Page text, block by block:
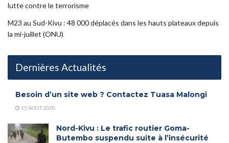
lutte contre le terrorisme
M23 au Sud-Kivu : 48 000 déplacés dans les hauts plateaux depuis
la mi-juillet (ONU)
Dernières Actualités
Besoin d’un site web ? Contactez Tuasa Malongi
15 AOÛT 2020
Nord-Kivu : Le trafic routier Goma-
Butembo suspendu suite à l’insécurité